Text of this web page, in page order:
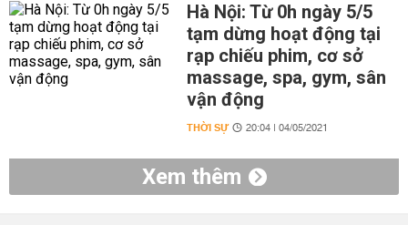
Hà Nội: Từ 0h ngày 5/5
tạm dừng hoạt động tại
rạp chiếu phim, cơ sở
massage, spa, gym, sân
vận động
THỜI SỰ 20:04 | 04/05/2021
Xem thêm